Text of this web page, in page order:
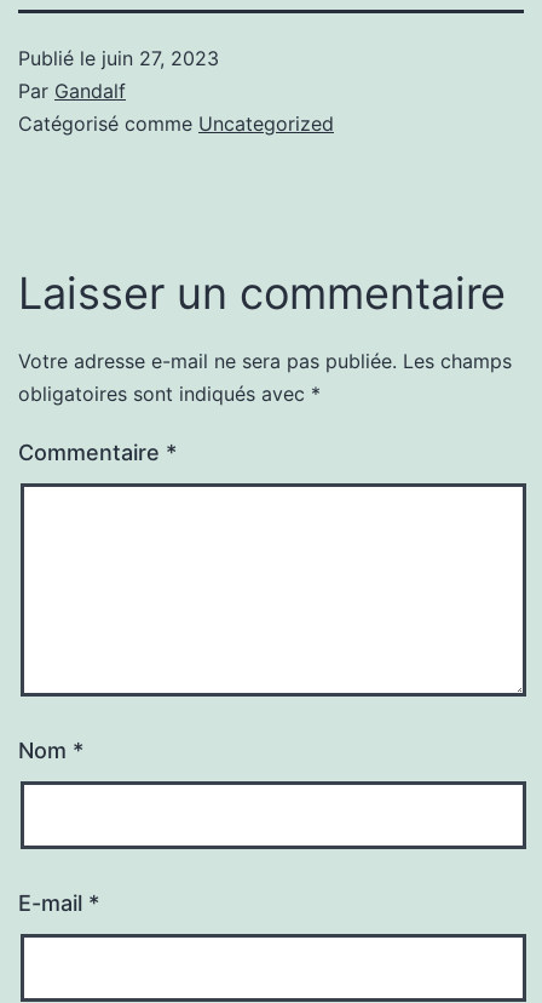
Publié le juin 27, 2023
Par Gandalf
Catégorisé comme Uncategorized
Laisser un commentaire
Votre adresse e-mail ne sera pas publiée. Les champs
obligatoires sont indiqués avec *
Commentaire *
Nom *
E-mail *